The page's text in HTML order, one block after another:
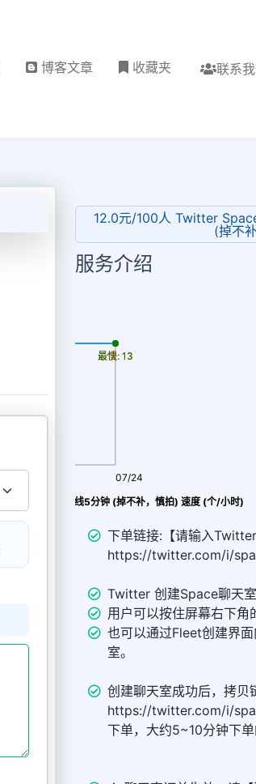
博客文章 收藏夹 联系
12.0元/100人 Twitter
(掉不
服务介绍
Twitter Spaces（语音聊天室） 在线5分钟 (掉不补，慎拍) 速度 (个/小时)
07/24
08/06
最慢: 13
最快: 13
下单链接:【请输入
https://twitter.com/i/
Twitter 创建Space聊天室
用户可以按住屏幕右下
也可以通过Fleet创建界
室。
创建聊天室成功后，拷贝
https://twitter.com/i/
下单，大约5~10分钟下